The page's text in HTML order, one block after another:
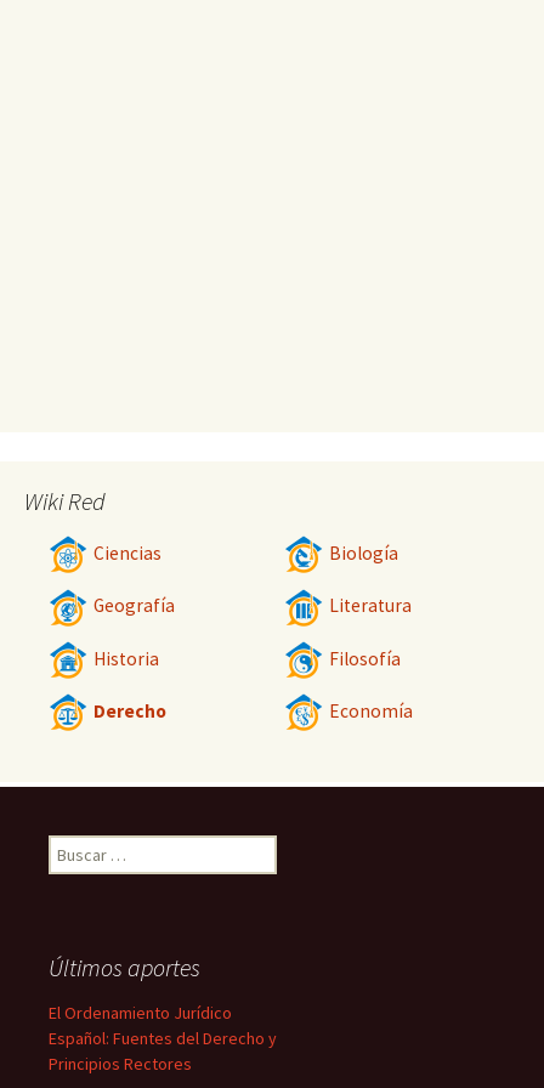
Wiki Red
Ciencias Biología
Geografía Literatura
Historia Filosofía
Derecho Economía
Buscar:
Últimos aportes
El Ordenamiento Jurídico
Español: Fuentes del Derecho y
Principios Rectores